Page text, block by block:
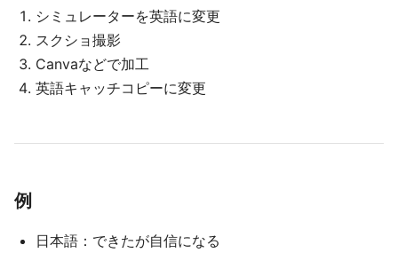
シミュレーターを英語に変更
スクショ撮影
Canvaなどで加工
英語キャッチコピーに変更
例
日本語：できたが自信になる